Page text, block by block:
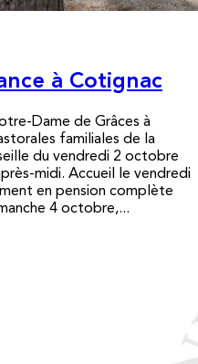
à Cotignac
Dame de Grâces à
familiales de la
du vendredi 2 octobre
midi. Accueil le vendredi
en pension complète
4 octobre,...